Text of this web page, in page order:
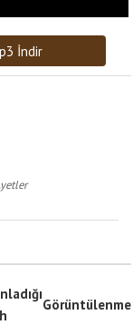
İndir
Görüntülenme